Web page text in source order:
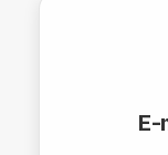
E-